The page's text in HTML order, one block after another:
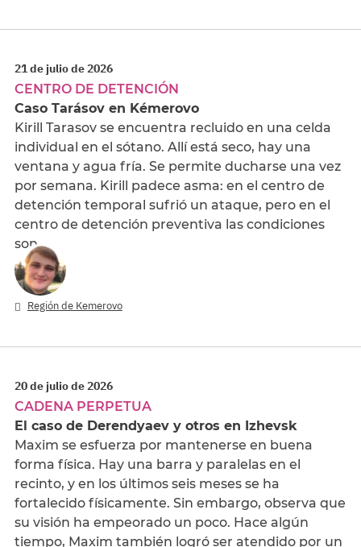
21 de julio de 2026
CENTRO DE DETENCIÓN
Caso Tarásov en Kémerovo
Kirill Tarasov se encuentra recluido en una celda
individual en el sótano. Allí está seco, hay una
ventana y agua fría. Se permite ducharse una vez
por semana. Kirill padece asma: en el centro de
detención temporal sufrió un ataque, pero en el
centro de detención preventiva las condiciones
son…
Región de Kemerovo
20 de julio de 2026
CADENA PERPETUA
El caso de Derendyaev y otros en Izhevsk
Maxim se esfuerza por mantenerse en buena
forma física. Hay una barra y paralelas en el
recinto, y en los últimos seis meses se ha
fortalecido físicamente. Sin embargo, observa que
su visión ha empeorado un poco. Hace algún
tiempo, Maxim también logró ser atendido por un